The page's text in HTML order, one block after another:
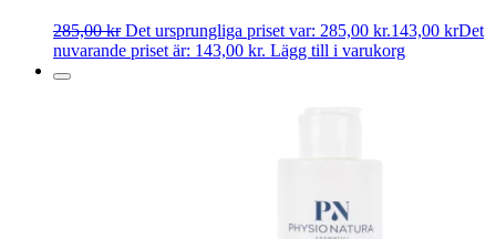
285,00kr Det ursprungliga priset var: 285,00 kr.143,00 krDet
nuvarande priset är: 143,00 kr. Lägg till i varukorg